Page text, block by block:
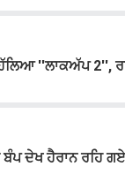
''ਲਾਕਅੱਪ 2'',
ਬੰਪ ਦੇਖ ਹੈਰਾਨ ਰਹਿ